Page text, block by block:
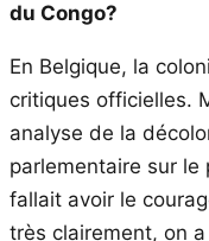
du Congo?
En Belgique, la
critiques officielles.
analyse de la
parlementaire sur le
fallait avoir le
très clairement, on